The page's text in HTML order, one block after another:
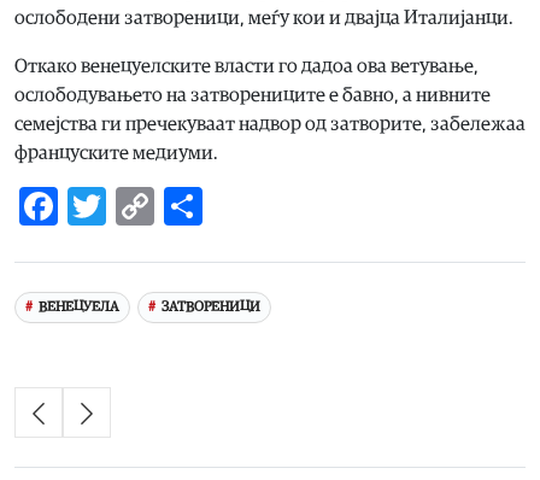
ослободени затвореници, меѓу кои и двајца Италијанци.
Откако венецуелските власти го дадоа ова ветување,
ослободувањето на затворениците е бавно, а нивните
семејства ги пречекуваат надвор од затворите, забележаа
француските медиуми.
Facebook
Twitter
Copy
ВЕНЕЦУЕЛА ЗАТВОРЕНИЦИ